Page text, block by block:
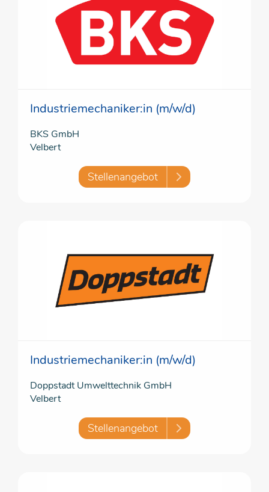
Industriemechaniker:in (m/w/d)
BKS GmbH
Velbert
Stellenangebot
Industriemechaniker:in (m/w/d)
Doppstadt Umwelttechnik GmbH
Velbert
Stellenangebot